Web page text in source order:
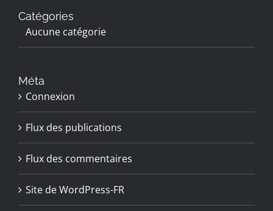
Catégories
Aucune catégorie
Méta
Connexion
Flux des publications
Flux des commentaires
Site de WordPress-FR